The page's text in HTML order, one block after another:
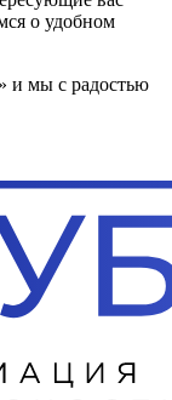
о удобном
и мы с радостью